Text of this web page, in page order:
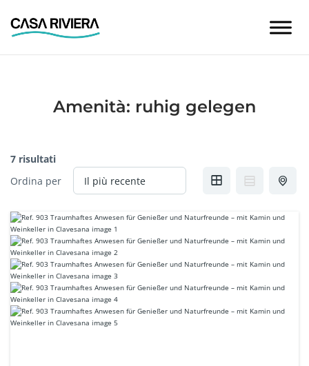
Amenità: ruhig gelegen
7 risultati
Ordina per